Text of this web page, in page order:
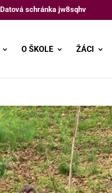
Datová schránka jw8sqhv
O ŠKOLE ŽÁCI